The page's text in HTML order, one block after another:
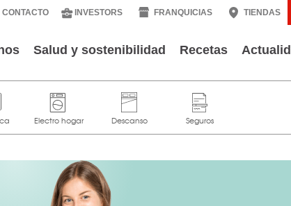
CONTACTO INVESTORS FRANQUICIAS TIENDAS
Salud y sostenibilidad Recetas